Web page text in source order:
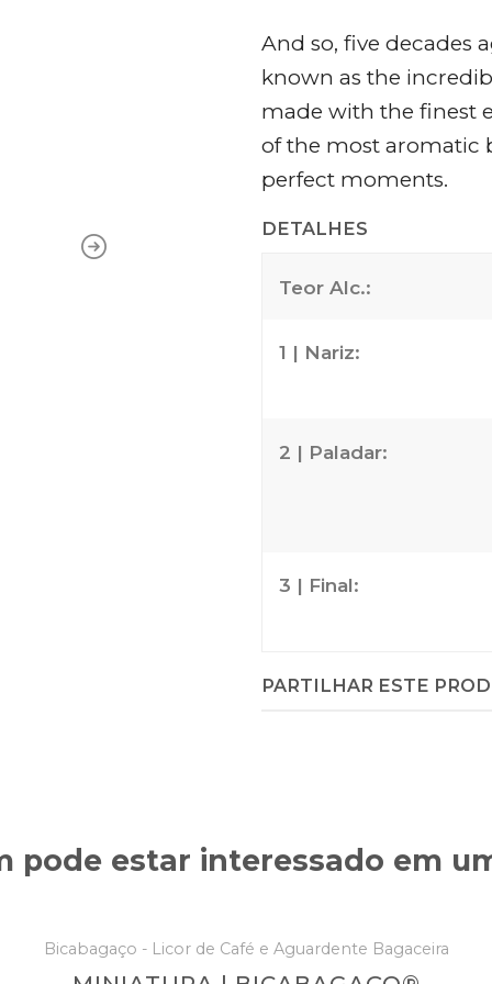
And so, five decades
known as the
made with the finest
of the most aromatic
perfect moments.
DETALHES
Teor Alc.:
1 | Nariz:
2 | Paladar:
3 | Final:
PARTILHAR ESTE
pode estar interessado em
Bicabagaço - Licor de Café e Aguardente Bagaceira